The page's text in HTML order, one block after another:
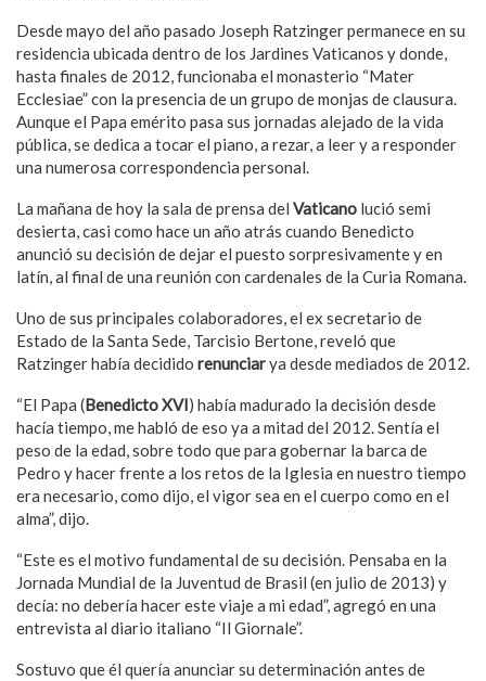
Desde mayo del año pasado Joseph Ratzinger permanece en su
residencia ubicada dentro de los Jardines Vaticanos y donde,
hasta finales de 2012, funcionaba el monasterio “Mater
Ecclesiae” con la presencia de un grupo de monjas de clausura.
Aunque el Papa emérito pasa sus jornadas alejado de la vida
pública, se dedica a tocar el piano, a rezar, a leer y a responder
una numerosa correspondencia personal.
La mañana de hoy la sala de prensa del Vaticano lució semi
desierta, casi como hace un año atrás cuando Benedicto
anunció su decisión de dejar el puesto sorpresivamente y en
latín, al final de una reunión con cardenales de la Curia Romana.
Uno de sus principales colaboradores, el ex secretario de
Estado de la Santa Sede, Tarcisio Bertone, reveló que
Ratzinger había decidido renunciarya desde mediados de 2012.
“El Papa (Benedicto XVI) había madurado la decisión desde
hacía tiempo, me habló de eso ya a mitad del 2012. Sentía el
peso de la edad, sobre todo que para gobernar la barca de
Pedro y hacer frente a los retos de la Iglesia en nuestro tiempo
era necesario, como dijo, el vigor sea en el cuerpo como en el
alma”, dijo.
“Este es el motivo fundamental de su decisión. Pensaba en la
Jornada Mundial de la Juventud de Brasil (en julio de 2013) y
decía: no debería hacer este viaje a mi edad”, agregó en una
entrevista al diario italiano “Il Giornale”.
Sostuvo que él quería anunciar su determinación antes de